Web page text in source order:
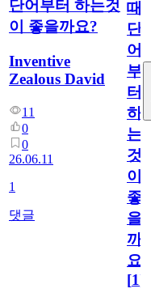
단어부터 하는것
이 좋을까요?
Inventive
Zealous David
11
0
0
26.06.11
1
댓글
때,
단
어
부
터
하
는
것
이
좋
을
까
요?
[1]